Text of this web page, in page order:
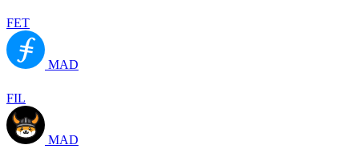
FET
MAD
FIL
MAD